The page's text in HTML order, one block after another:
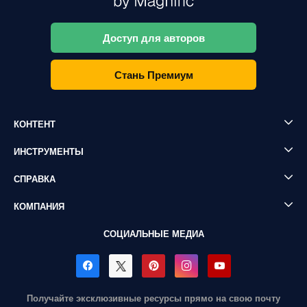
Доступ для авторов
Стань Премиум
КОНТЕНТ
ИНСТРУМЕНТЫ
СПРАВКА
КОМПАНИЯ
СОЦИАЛЬНЫЕ МЕДИА
Получайте эксклюзивные ресурсы прямо на свою почту